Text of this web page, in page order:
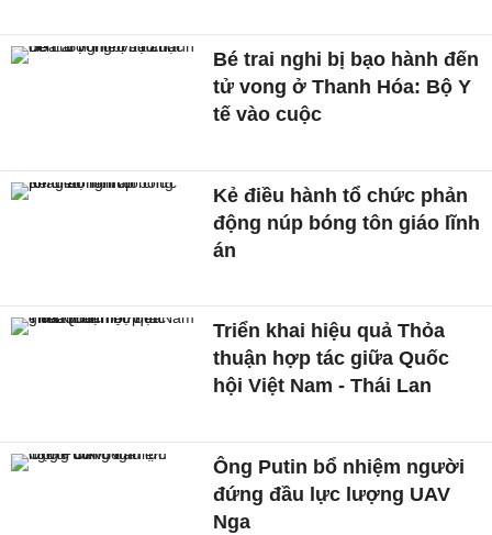
Bé trai nghi bị bạo hành đến
tử vong ở Thanh Hóa: Bộ Y
tế vào cuộc
Kẻ điều hành tổ chức phản
động núp bóng tôn giáo lĩnh
án
Triển khai hiệu quả Thỏa
thuận hợp tác giữa Quốc
hội Việt Nam - Thái Lan
Ông Putin bổ nhiệm người
đứng đầu lực lượng UAV
Nga